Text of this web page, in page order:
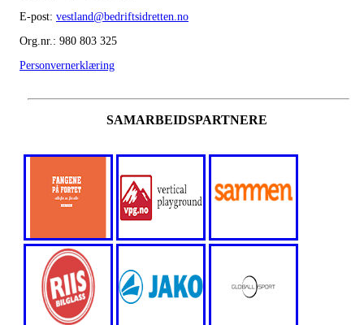
E-post: vestland@bedriftsidretten.no
Org.nr.: 980 803 325
Personvernerklæring
SAMARBEIDSPARTNERE